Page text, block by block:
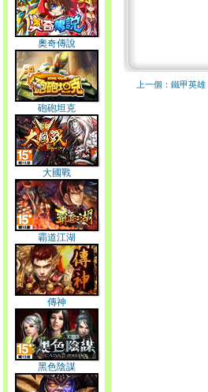
奧奇傳說
砲砲坦克
大國戰
霸道江湖
傳神
黑色陰謀
上一個：鐵甲英雄